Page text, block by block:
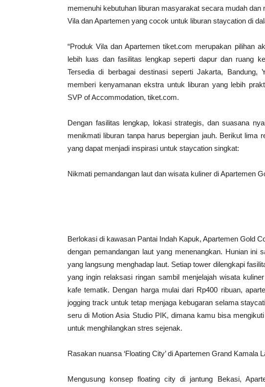
memenuhi kebutuhan liburan masyarakat secara mudah
Vila dan Apartemen yang cocok untuk liburan staycation di
“Produk Vila dan Apartemen tiket.com merupakan pilihan
lebih luas dan fasilitas lengkap seperti dapur dan ruang
Tersedia di berbagai destinasi seperti Jakarta, Bandung,
memberi kenyamanan ekstra untuk liburan yang lebih
SVP of Accommodation, tiket.com.
Dengan fasilitas lengkap, lokasi strategis, dan suasana
menikmati liburan tanpa harus bepergian jauh. Berikut lima
yang dapat menjadi inspirasi untuk staycation singkat:
Nikmati pemandangan laut dan wisata kuliner di Apartemen
Berlokasi di kawasan Pantai Indah Kapuk, Apartemen Gold
dengan pemandangan laut yang menenangkan. Hunian ini
yang langsung menghadap laut. Setiap tower dilengkapi
yang ingin relaksasi ringan sambil menjelajah wisata
kafe tematik. Dengan harga mulai dari Rp400 ribuan,
jogging track untuk tetap menjaga kebugaran selama
seru di Motion Asia Studio PIK, dimana kamu bisa
untuk menghilangkan stres sejenak.
Rasakan nuansa ‘Floating City’ di Apartemen Grand Kamala
Mengusung konsep floating city di jantung Bekasi,